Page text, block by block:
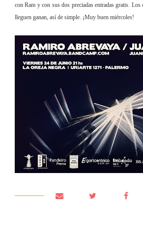
con Ram y con sus dos preciadas entradas gratis.
lleguen ganan, así de simple. ¡Muy buen miércoles!